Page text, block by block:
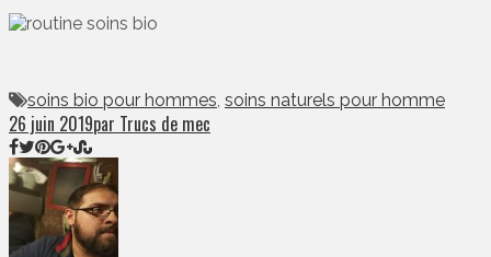
soins bio pour hommes, soins naturels pour homme
26 juin 2019par Trucs de mec